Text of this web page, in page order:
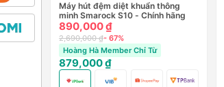
Máy hút đệm diệt khuẩn thông
minh Smarock S10 - Chính hãng
890,000 ₫
2,690,000 ₫- 67%
Hoàng Hà Member Chỉ Từ
879,000 ₫